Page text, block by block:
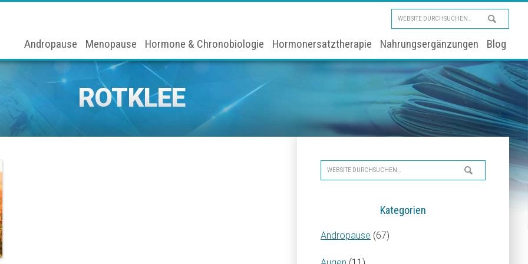
Website
durchsuchen…
Andropause Menopause Hormone & Chronobiologie Hormonersatztherapie Nahrungsergänzungen Blog
ROTKLEE
Seitenspalte
Website
durchsuchen…
Kategorien
Andropause (67)